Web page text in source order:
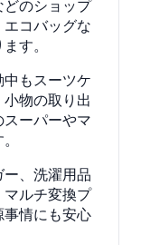
のショップ
コバッグな
す。
もスーツケ
物の取り出
ーパーやマ
、洗濯用品
ルチ変換プ
事情にも安心